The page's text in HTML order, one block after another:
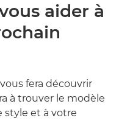
aider à
fera découvrir
à trouver le modèle
style et à votre